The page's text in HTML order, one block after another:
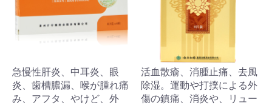
急慢性肝炎、中耳炎、眼
炎、歯槽膿漏、喉が腫れ痛
み、アフタ、やけど、外
活血散瘉、消腫止痛、去風
除湿。運動や打撲による外
傷の鎮痛、消炎や、リュー